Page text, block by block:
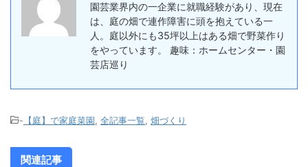
園芸業界内の一企業に就職経験があり、現在
は、庭の畑で連作障害に頭を抱えている一
人。庭以外にも35坪以上はある畑で野菜作り
をやっています。 趣味：ホームセンター・園
芸店巡り
- 【庭】で家庭菜園, 全記事一覧, 畑づくり
関連記事